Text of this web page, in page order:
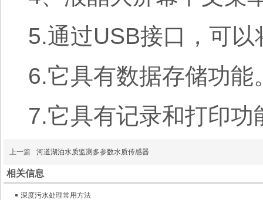
5.通过USB接口，可
6.它具有数据存储功能
7.它具有记录和打印功
上一篇 河道湖泊水质监测多参数水质传感器
相关信息
深度污水处理常用方法